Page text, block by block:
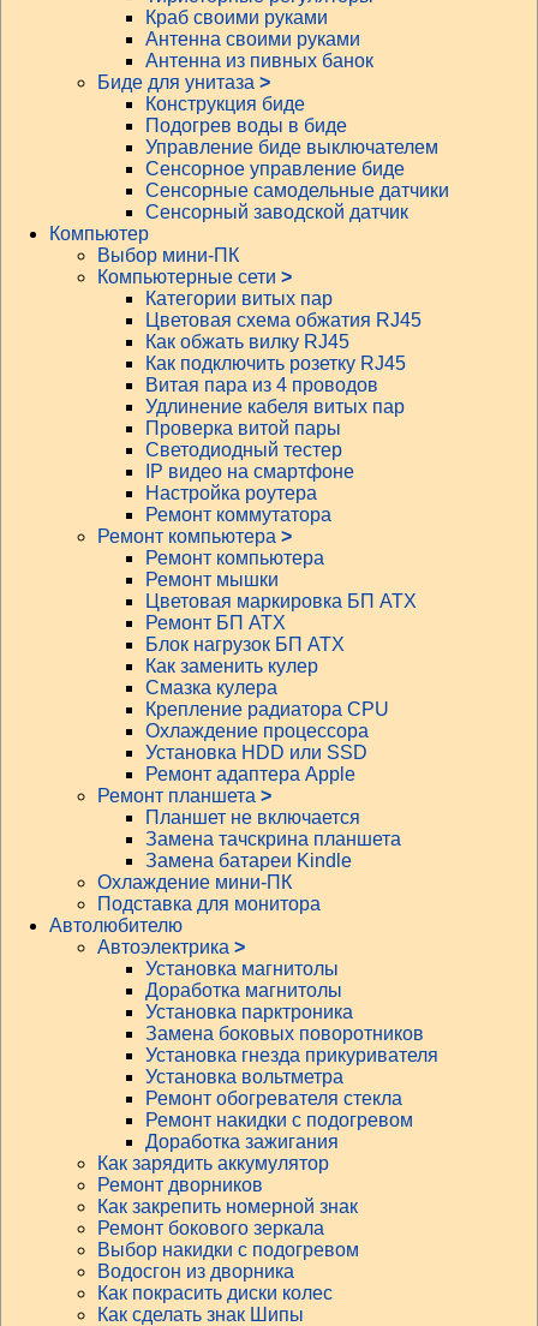
Краб своими руками
Антенна своими руками
Антенна из пивных банок
Биде для унитаза >
Конструкция биде
Подогрев воды в биде
Управление биде выключателем
Сенсорное управление биде
Сенсорные самодельные датчики
Сенсорный заводской датчик
Компьютер
Выбор мини-ПК
Компьютерные сети >
Категории витых пар
Цветовая схема обжатия RJ45
Как обжать вилку RJ45
Как подключить розетку RJ45
Витая пара из 4 проводов
Удлинение кабеля витых пар
Проверка витой пары
Светодиодный тестер
IP видео на смартфоне
Настройка роутера
Ремонт коммутатора
Ремонт компьютера >
Ремонт компьютера
Ремонт мышки
Цветовая маркировка БП АТХ
Ремонт БП АТХ
Блок нагрузок БП АТХ
Как заменить кулер
Смазка кулера
Крепление радиатора CPU
Охлаждение процессора
Установка HDD или SSD
Ремонт адаптера Apple
Ремонт планшета >
Планшет не включается
Замена тачскрина планшета
Замена батареи Kindle
Охлаждение мини-ПК
Подставка для монитора
Автолюбителю
Автоэлектрика >
Установка магнитолы
Доработка магнитолы
Установка парктроника
Замена боковых поворотников
Установка гнезда прикуривателя
Установка вольтметра
Ремонт обогревателя стекла
Ремонт накидки с подогревом
Доработка зажигания
Как зарядить аккумулятор
Ремонт дворников
Как закрепить номерной знак
Ремонт бокового зеркала
Выбор накидки с подогревом
Водосгон из дворника
Как покрасить диски колес
Как сделать знак Шипы